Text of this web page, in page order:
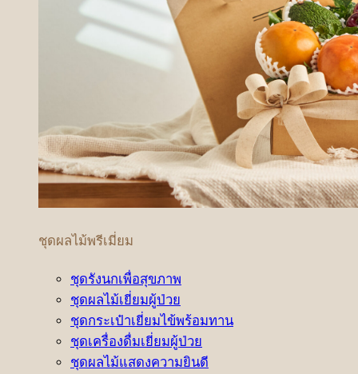
ชุดผลไม้พรีเมี่ยม
ชุดรังนกเพื่อสุขภาพ
ชุดผลไม้เยี่ยมผู้ป่วย
ชุดกระเป๋าเยี่ยมไข้พร้อมทาน
ชุดเครื่องดื่มเยี่ยมผู้ป่วย
ชุดผลไม้แสดงความยินดี